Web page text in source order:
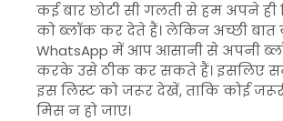
कई बार छोटी सी गलती से हम अपने ही
को ब्लॉक कर देते हैं। लेकिन अच्छी बात
WhatsApp में आप आसानी से अपनी
करके उसे ठीक कर सकते हैं। इसलिए
इस लिस्ट को जरूर देखें, ताकि कोई
मिस न हो जाए।